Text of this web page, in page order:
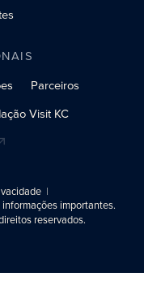
Parceiros
Visit KC
importantes.
reservados.